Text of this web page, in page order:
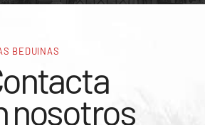
BEDUINAS
nosotros